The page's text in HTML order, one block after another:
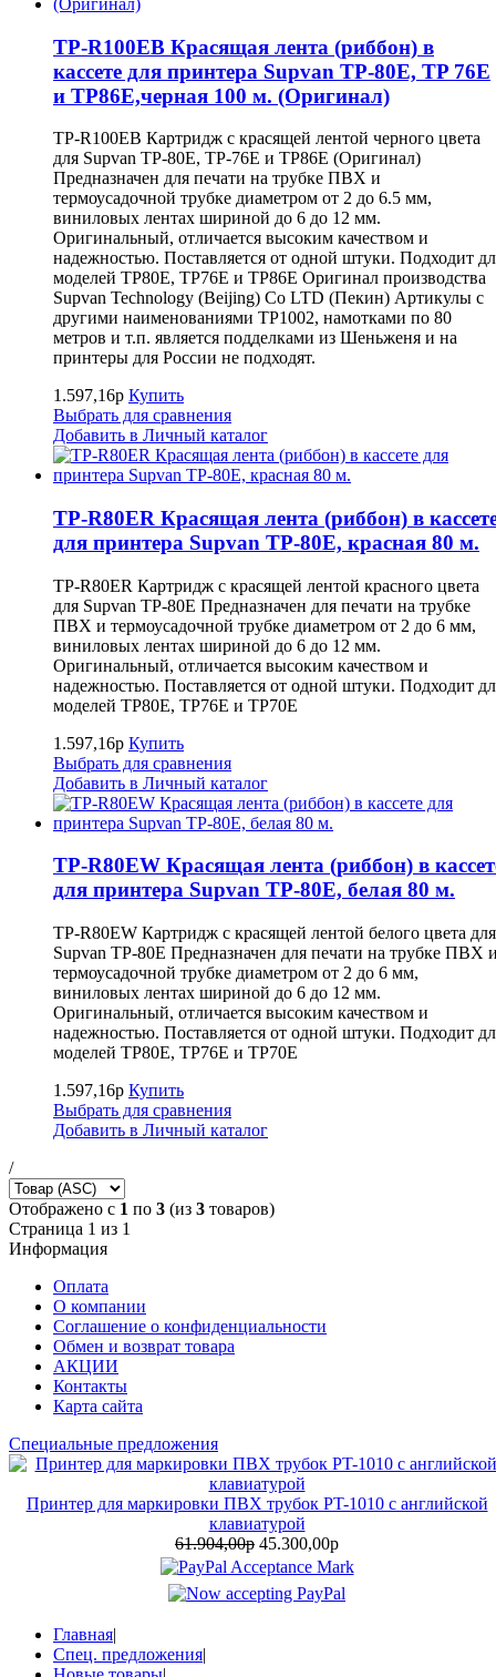
TP-R100EB Красящая лента (риббон) в
кассете для принтера Supvan TP-80E, TP 76E
и TP86E,черная 100 м. (Оригинал)
TP-R100EB Картридж с красящей лентой черного цвета
для Supvan TP-80E, TP-76E и TP86E (Оригинал)
Предназначен для печати на трубке ПВХ и
термоусадочной трубке диаметром от 2 до 6.5 мм,
виниловых лентах шириной до 6 до 12 мм.
Оригинальный, отличается высоким качеством и
надежностью. Поставляется от одной штуки. Подходит
моделей TP80E, TP76E и TP86E Оригинал производства
Supvan Technology (Beijing) Co LTD (Пекин) Артикулы с
другими наименованиями TP1002, намотками по 80
метров и т.п. является подделками из Шеньженя и на
принтеры для России не подходят.
1.597,16р Купить
Выбрать для сравнения
Добавить в Личный каталог
TP-R80ER Красящая лента (риббон) в
для принтера Supvan TP-80E, красная 80 м.
TP-R80ER Картридж с красящей лентой красного цвета
для Supvan TP-80E Предназначен для печати на трубке
ПВХ и термоусадочной трубке диаметром от 2 до 6 мм,
виниловых лентах шириной до 6 до 12 мм.
Оригинальный, отличается высоким качеством и
надежностью. Поставляется от одной штуки. Подходит
моделей TP80E, TP76E и TP70E
1.597,16р Купить
Выбрать для сравнения
Добавить в Личный каталог
TP-R80EW Красящая лента (риббон) в
для принтера Supvan TP-80E, белая 80 м.
TP-R80EW Картридж с красящей лентой белого цвета для
Supvan TP-80E Предназначен для печати на трубке ПВХ
термоусадочной трубке диаметром от 2 до 6 мм,
виниловых лентах шириной до 6 до 12 мм.
Оригинальный, отличается высоким качеством и
надежностью. Поставляется от одной штуки. Подходит
моделей TP80E, TP76E и TP70E
1.597,16р Купить
Выбрать для сравнения
Добавить в Личный каталог
/
Отображено с 1 по 3 (из 3 товаров)
Страница 1 из 1
Информация
Оплата
О компании
Соглашение о конфиденциальности
Обмен и возврат товара
АКЦИИ
Контакты
Карта сайта
Специальные предложения
Принтер для маркировки ПВХ трубок PT-1010 с английской
клавиатурой
61.904,00р 45.300,00р
Главная|
Спец. предложения|